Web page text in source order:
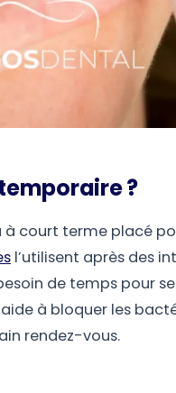
?
court terme placé
l’utilisent après des
de temps pour
à bloquer les
rendez-vous.